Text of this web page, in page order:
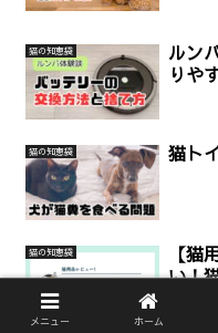
猫の知恵袋
ルン
りや
猫の知恵袋 猫ト
猫の知恵袋
【猫
い！
メニュー ホーム